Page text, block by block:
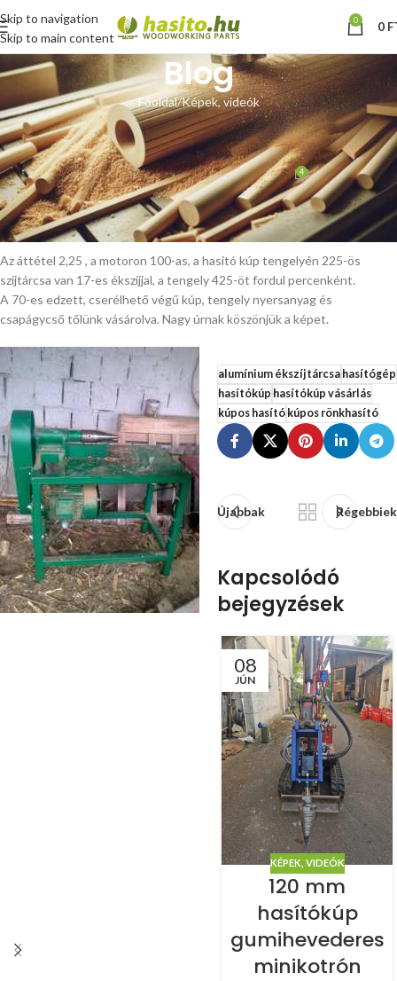
Skip to navigation
Skip to main content
0 0
Blog
Főoldal Képek, videók
KÉPEK, VIDEÓK
Vásárlói fotó
Hoffmann ZsoltBe április 22, 2013 4
A motor 380 V, 1,5 kW 960-as fordulattal.
Az áttétel 2,25 , a motoron 100-as, a hasitó kúp tengelyén 225-ös
szíjtárcsa van 17-es ékszíjjal, a tengely 425-öt fordul percenként.
A 70-es edzett, cserélhető végű kúp, tengely nyersanyag és
csapágycső tőlünk vásárolva. Nagy úrnak köszönjük a képet.
alumínium ékszíjtárcsahasítógép
hasítókúp hasítókúp vásárlás
kúpos hasítókúpos rönkhasító
Újabbak Régebbiek
Kapcsolódó
bejegyzések
08
JÚN
KÉPEK, VIDEÓK
120 mm
hasítókúp
gumihevederes
minikotrón